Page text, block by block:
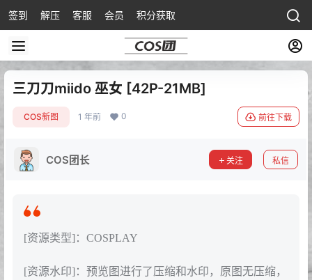
签到 解压 客服 会员 积分获取
三刀刀miido 巫女 [42P-21MB]
COS新图 1 年前 0 前往下载
COS团长 关注 私信
[资源类型]：COSPLAY
[资源水印]：预览图进行了压缩和水印，原图无压缩，